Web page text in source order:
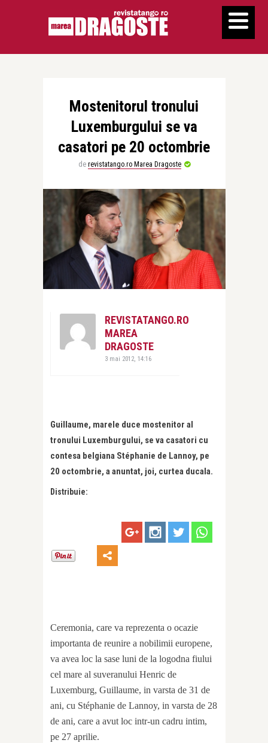
Mostenitorul tronului
Luxemburgului se va
casatori pe 20 octombrie
de revistatango.ro Marea Dragoste
REVISTATANGO.RO
MAREA
DRAGOSTE
3 mai 2012, 14:16
Guillaume, marele duce mostenitor al
tronului Luxemburgului, se va casatori cu
contesa belgiana Stéphanie de Lannoy, pe
20 octombrie, a anuntat, joi, curtea ducala.
Distribuie:
Ceremonia, care va reprezenta o ocazie
importanta de reunire a nobilimii europene,
va avea loc la sase luni de la logodna fiului
cel mare al suveranului Henric de
Luxemburg, Guillaume, in varsta de 31 de
ani, cu Stéphanie de Lannoy, in varsta de 28
de ani, care a avut loc intr-un cadru intim,
pe 27 aprilie.